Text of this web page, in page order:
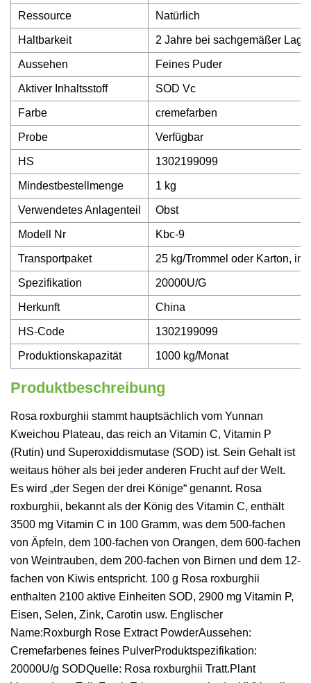
Ressource Natürlich
Haltbarkeit 2 Jahre bei sachgemäßer
Aussehen Feines Puder
Aktiver Inhaltsstoff SOD Vc
Farbe cremefarben
Probe Verfügbar
HS 1302199099
Mindestbestellmenge 1 kg
Verwendetes Anlagenteil Obst
Modell Nr Kbc-9
Transportpaket 25 kg/Trommel oder Karton,
Spezifikation 20000U/G
Herkunft China
HS-Code 1302199099
Produktionskapazität 1000 kg/Monat
Produktbeschreibung
Rosa roxburghii stammt hauptsächlich vom Yunnan
Kweichou Plateau, das reich an Vitamin C, Vitamin P
(Rutin) und Superoxiddismutase (SOD) ist. Sein Gehalt ist
weitaus höher als bei jeder anderen Frucht auf der Welt.
Es wird „der Segen der drei Könige“ genannt. Rosa
roxburghii, bekannt als der König des Vitamin C, enthält
3500 mg Vitamin C in 100 Gramm, was dem 500-fachen
von Äpfeln, dem 100-fachen von Orangen, dem 600-fachen
von Weintrauben, dem 200-fachen von Birnen und dem 12-
fachen von Kiwis entspricht. 100 g Rosa roxburghii
enthalten 2100 aktive Einheiten SOD, 2900 mg Vitamin P,
Eisen, Selen, Zink, Carotin usw. Englischer
Name:Roxburgh Rose Extract PowderAussehen:
Cremefarbenes feines PulverProduktspezifikation:
20000U/g SODQuelle: Rosa roxburghii Tratt.Plant